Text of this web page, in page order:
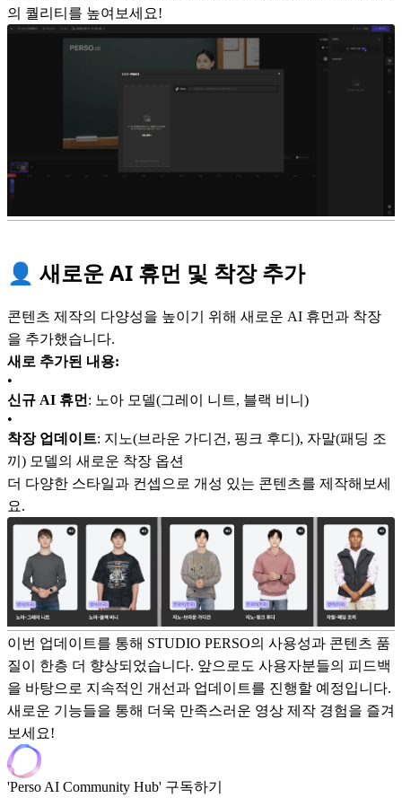
의 퀄리티를 높여보세요!
👤 새로운 AI 휴먼 및 착장 추가
콘텐츠 제작의 다양성을 높이기 위해 새로운 AI 휴먼과 착장
을 추가했습니다.
새로 추가된 내용:
•
신규 AI 휴먼 : 노아 모델(그레이 니트, 블랙 비니)
•
착장 업데이트: 지노(브라운 가디건, 핑크 후디), 자말(패딩 조
끼) 모델의 새로운 착장 옵션
더 다양한 스타일과 컨셉으로 개성 있는 콘텐츠를 제작해보세
요.
이번 업데이트를 통해 STUDIO PERSO의 사용성과 콘텐츠 품
질이 한층 더 향상되었습니다. 앞으로도 사용자분들의 피드백
을 바탕으로 지속적인 개선과 업데이트를 진행할 예정입니다.
새로운 기능들을 통해 더욱 만족스러운 영상 제작 경험을 즐겨
보세요!
'Perso AI Community Hub' 구독하기